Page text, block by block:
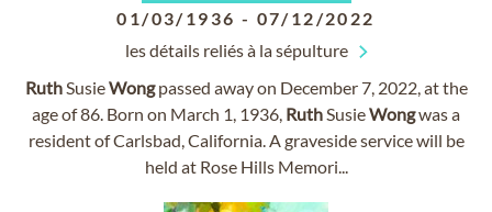
01/03/1936 - 07/12/2022
les détails reliés à la sépulture
RuthSusieWongpassed away on December 7, 2022, at the
age of 86. Born on March 1, 1936, RuthSusieWongwas a
resident of Carlsbad, California. A graveside service will be
held at Rose Hills Memori...